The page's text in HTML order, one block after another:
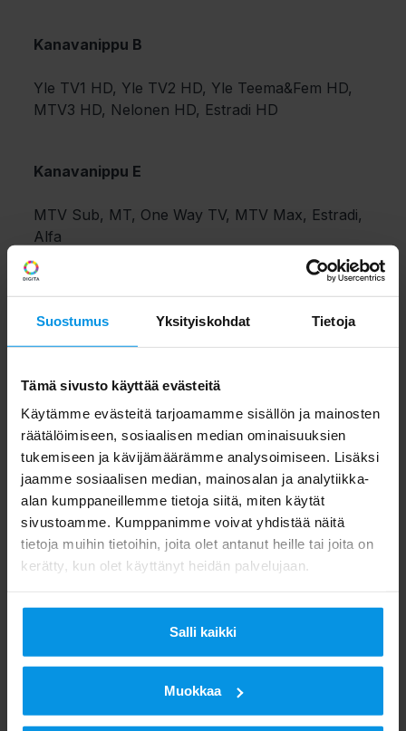
Suostumus Yksityiskohdat Tietoja
Tämä sivusto käyttää evästeitä
Käytämme evästeitä tarjoamamme sisällön ja mainosten
räätälöimiseen, sosiaalisen median ominaisuuksien
tukemiseen ja kävijämäärämme analysoimiseen. Lisäksi
jaamme sosiaalisen median, mainosalan ja analytiikka-
alan kumppaneillemme tietoja siitä, miten käytät
sivustoamme. Kumppanimme voivat yhdistää näitä
tietoja muihin tietoihin, joita olet antanut heille tai joita on
kerätty, kun olet käyttänyt heidän palvelujaan.
Salli kaikki
Muokkaa
Kanavanippu B
Yle TV1 HD, Yle TV2 HD, Yle Teema&Fem HD,
MTV3 HD, Nelonen HD, Estradi HD
Kanavanippu E
MTV Sub, MT, One Way TV, MTV Max, Estradi,
Alfa